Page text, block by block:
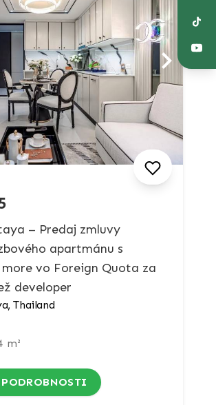
– Predaj zmluvy
apartmánu s
vo Foreign Quota za
developer
Thailand
m²